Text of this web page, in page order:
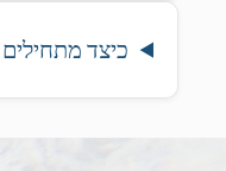
כיצד מתחילים